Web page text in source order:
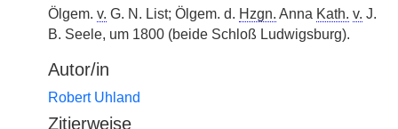
Ölgem. v. G. N. List; Ölgem. d. Hzgn. Anna Kath. v. J.
B. Seele, um 1800 (beide Schloß Ludwigsburg).
Autor/in
Robert Uhland
Zitierweise